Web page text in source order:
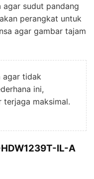
sudut pandang
perangkat untuk
agar gambar tajam
agar tidak
ini,
terjaga maksimal.
IL-A